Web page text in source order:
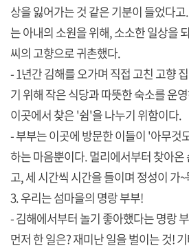
상을 잃어가는 것 같은 기분이 들었다
는 아내의 소원을 위해, 소소한 일상을
씨의 고향으로 귀촌했다.
- 1년간 김해를 오가며 직접 고친 고향
기 위해 작은 식당과 따뜻한 숙소를 운
이곳에서 찾은 '쉼'을 나누기 위함이다.
- 부부는 이곳에 방문한 이들이 '아무것
하는 마음뿐이다. 멀리에서부터 찾아온
고, 세 시간씩 시간을 들이며 정성이 가
3. 우리는 섬마을의 명랑 부부!
- 김해에서부터 놀기 좋아했다는 명랑
먼저 한 일은? 재미난 일을 벌이는 것!